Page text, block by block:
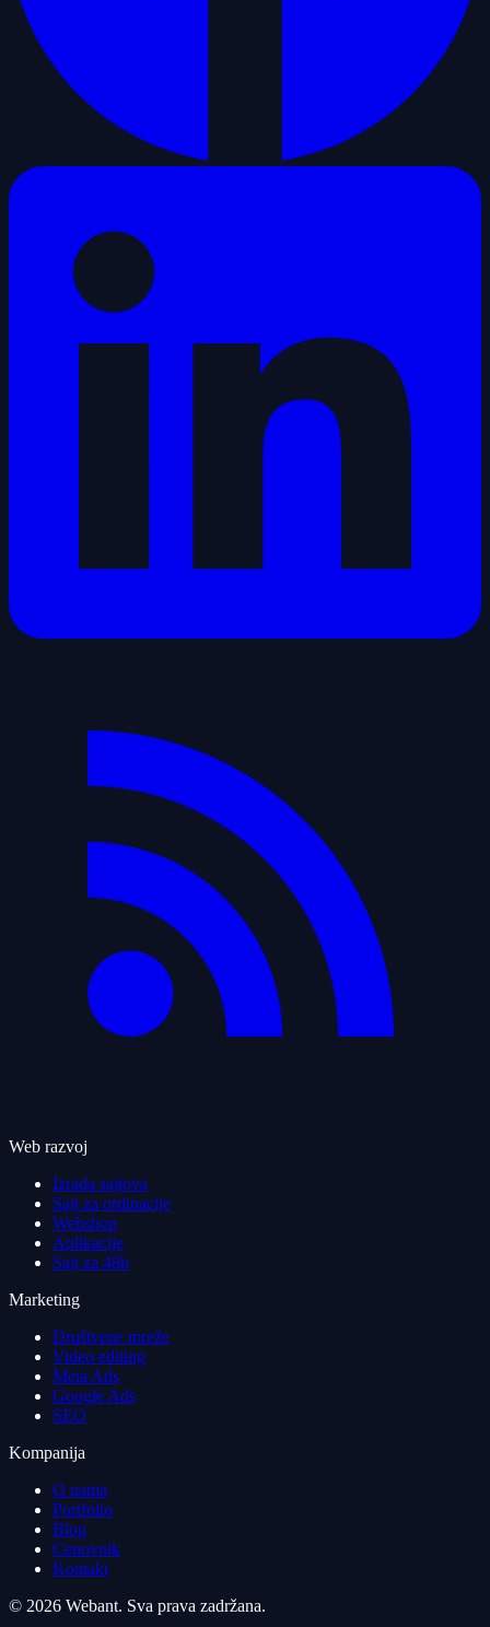
Web razvoj
Izrada sajtova
Sajt za ordinacije
Webshop
Aplikacije
Sajt za 48h
Marketing
Društvene mreže
Video editing
Meta Ads
Google Ads
SEO
Kompanija
O nama
Portfolio
Blog
Cenovnik
Kontakt
© 2026 Webant. Sva prava zadržana.